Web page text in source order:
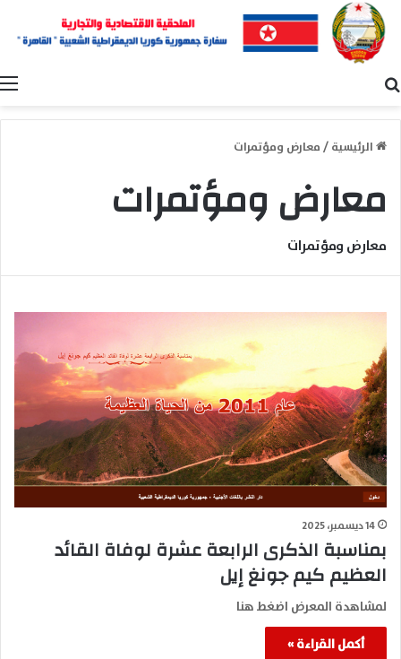
الرئيسية/معارض ومؤتمرات
معارض ومؤتمرات
معارض ومؤتمرات
14 ديسمبر، 2025
بمناسبة الذكرى الرابعة عشرة لوفاة القائد
العظيم كيم جونغ إيل
لمشاهدة المعرض اضغط هنا
أكمل القراءة »